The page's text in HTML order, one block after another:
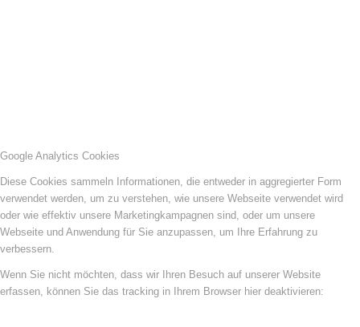
Google Analytics Cookies
Diese Cookies sammeln Informationen, die entweder in aggregierter Form
verwendet werden, um zu verstehen, wie unsere Webseite verwendet wird
oder wie effektiv unsere Marketingkampagnen sind, oder um unsere
Webseite und Anwendung für Sie anzupassen, um Ihre Erfahrung zu
verbessern.
Wenn Sie nicht möchten, dass wir Ihren Besuch auf unserer Website
erfassen, können Sie das tracking in Ihrem Browser hier deaktivieren: